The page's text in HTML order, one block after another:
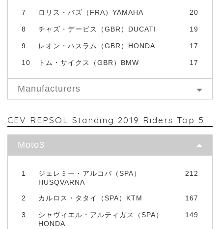
7 ロリス・バズ（FRA）YAMAHA 20
8 チャズ・デービス（GBR）DUCATI 19
9 レオン・ハスラム（GBR）HONDA 17
10 トム・サイクス（GBR）BMW 17
Manufacturers
CEV REPSOL Standing 2019 Riders Top 5
Moto3
1
ジェレミー・アルコバ（SPA）
HUSQVARNA
212
2 カルロス・タタイ（SPA）KTM 167
3
シャヴィエル・アルティガス（SPA）
HONDA
149